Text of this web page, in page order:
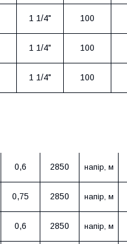
1 1/4" 100
1 1/4" 100
1 1/4" 100
0,6 2850 напір, м
0,75 2850 напір, м
0,6 2850 напір, м